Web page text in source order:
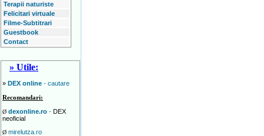
Terapii naturiste
Felicitari virtuale
Filme-Subtitrari
Guestbook
Contact
» Utile:
» DEX online - cautare
Recomandari:
Ø dexonline.ro - DEX
neoficial
Ø mirelutza.ro